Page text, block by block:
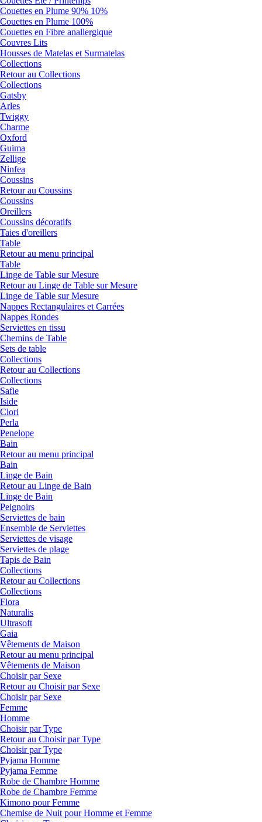
Couettes en Plume 90% 10%
Couettes en Plume 100%
Couettes en Fibre anallergique
Couvres Lits
Housses de Matelas et Surmatelas
Collections
Retour au Collections
Collections
Gatsby
Arles
Twiggy
Charme
Oxford
Guima
Zellige
Ninfea
Coussins
Retour au Coussins
Coussins
Oreillers
Coussins décoratifs
Taies d'oreillers
Table
Retour au menu principal
Table
Linge de Table sur Mesure
Retour au Linge de Table sur Mesure
Linge de Table sur Mesure
Nappes Rectangulaires et Carrées
Nappes Rondes
Serviettes en tissu
Chemins de Table
Sets de table
Collections
Retour au Collections
Collections
Safie
Iside
Clori
Perla
Penelope
Bain
Retour au menu principal
Bain
Linge de Bain
Retour au Linge de Bain
Linge de Bain
Peignoirs
Serviettes de bain
Ensemble de Serviettes
Serviettes de visage
Serviettes de plage
Tapis de Bain
Collections
Retour au Collections
Collections
Flora
Naturalis
Ultrasoft
Gaia
Vêtements de Maison
Retour au menu principal
Vêtements de Maison
Choisir par Sexe
Retour au Choisir par Sexe
Choisir par Sexe
Femme
Homme
Choisir par Type
Retour au Choisir par Type
Choisir par Type
Pyjama Homme
Pyjama Femme
Robe de Chambre Homme
Robe de Chambre Femme
Kimono pour Femme
Chemise de Nuit pour Homme et Femme